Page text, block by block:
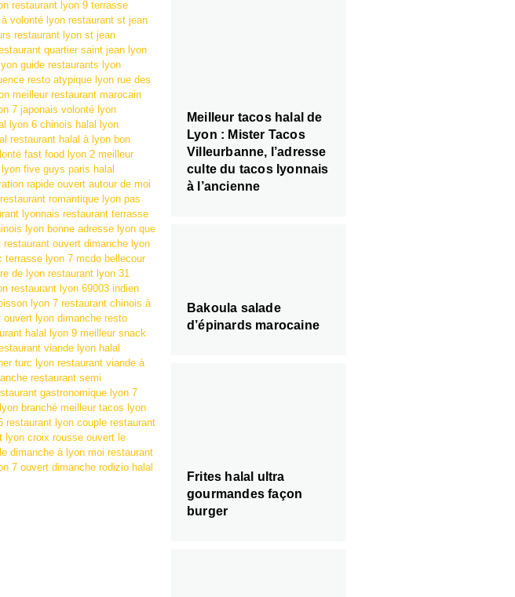
Meilleur tacos halal de
Lyon : Mister Tacos
Villeurbanne, l’adresse
culte du tacos lyonnais
à l’ancienne
Bakoula salade
d’épinards marocaine
Frites halal ultra
gourmandes façon
burger